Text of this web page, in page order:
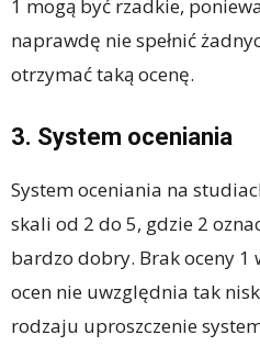
1 mogą być rzadkie,
naprawdę nie spełnić
otrzymać taką ocenę.
3. System oceniania
System oceniania na
skali od 2 do 5, gdzie 2
bardzo dobry. Brak oceny 1
ocen nie uwzględnia tak
rodzaju uproszczenie